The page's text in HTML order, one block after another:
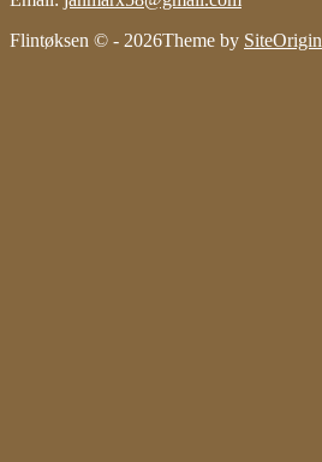
Flintøksen © - 2026Theme by SiteOrigin